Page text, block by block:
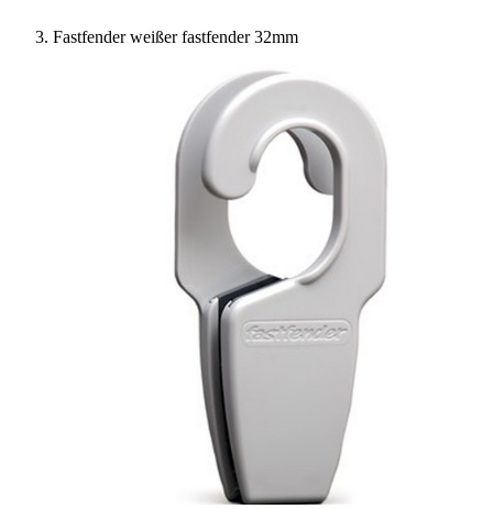
Fastfender weißer fastfender 32mm